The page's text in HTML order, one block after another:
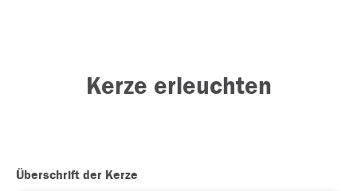
Kerze erleuchten
Überschrift der Kerze